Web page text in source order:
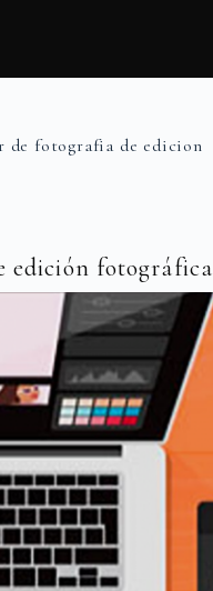
de fotografia de edicion
edición fotográfica